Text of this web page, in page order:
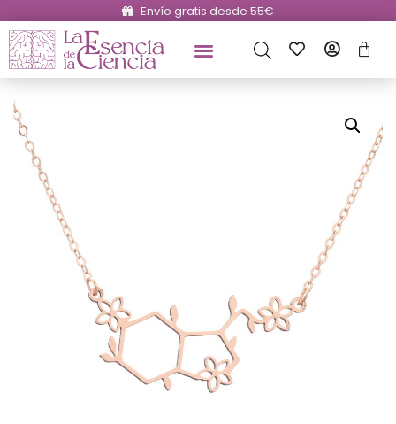
Envío gratis desde 55€